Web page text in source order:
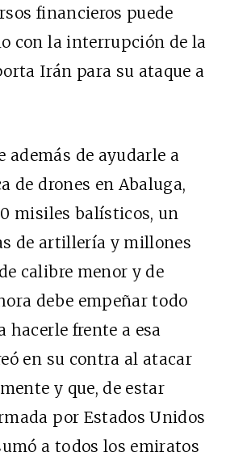
financieros puede
con la interrupción de la
Irán para su ataque a
además de ayudarle a
de drones en Abaluga,
misiles balísticos, un
de artillería y millones
calibre menor y de
debe empeñar todo
hacerle frente a esa
en su contra al atacar
y que, de estar
por Estados Unidos
a todos los emiratos